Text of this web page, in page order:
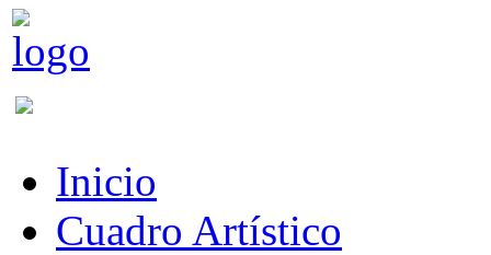
Inicio
Cuadro Artístico